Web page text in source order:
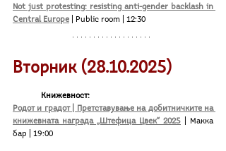
Not just protesting: resisting anti-gender backlash in
Central Europe | Public room | 12:30
Вторник (28.10.2025)
Книжевност:
Родот и градот | Претставување на добитничките на
книжевната награда „Штефица Цвек“ 2025 | Макка
бар | 19:00